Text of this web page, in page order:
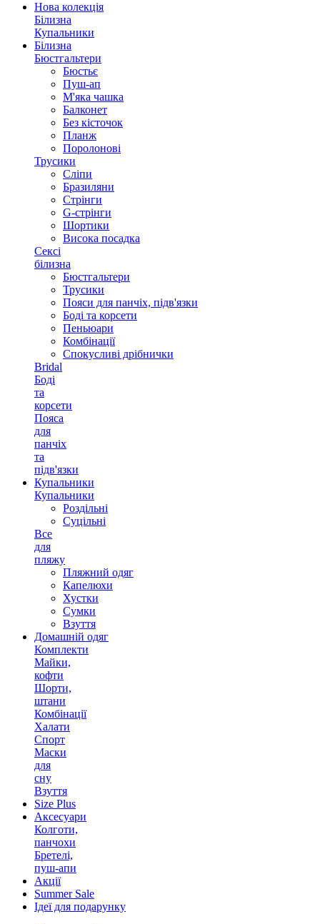
Нова колекція
Білизна
Купальники
Білизна
Бюстгальтери
Бюстьє
Пуш-ап
М'яка чашка
Балконет
Без кісточок
Планж
Поролонові
Трусики
Сліпи
Бразиляни
Стрінги
G-стрінги
Шортики
Висока посадка
Сексі
білизна
Бюстгальтери
Трусики
Пояси для панчіх, підв'язки
Боді та корсети
Пеньюари
Комбінації
Спокусливі дрібнички
Bridal
Боді
та
корсети
Пояса
для
панчіх
та
підв'язки
Купальники
Купальники
Роздільні
Суцільні
Все
для
пляжу
Пляжний одяг
Капелюхи
Хустки
Сумки
Взуття
Домашній одяг
Комплекти
Майки,
кофти
Шорти,
штани
Комбінації
Халати
Спорт
Маски
для
сну
Взуття
Size Plus
Аксесуари
Колготи,
панчохи
Бретелі,
пуш-апи
Акції
Summer Sale
Ідеї для подарунку